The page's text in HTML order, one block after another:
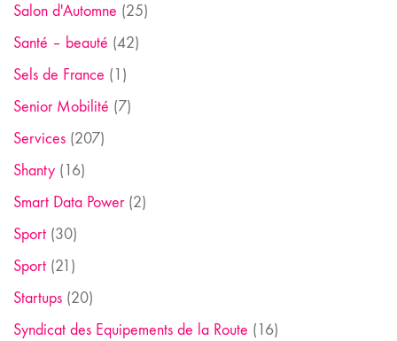
Salon d'Automne (25)
Santé – beauté (42)
Sels de France (1)
Senior Mobilité (7)
Services (207)
Shanty (16)
Smart Data Power(2)
Sport (30)
Sport (21)
Startups (20)
Syndicat des Equipements de la Route (16)